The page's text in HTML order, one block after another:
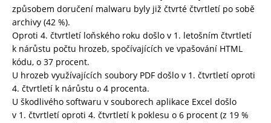
způsobem doručení malwaru byly již čtvrté čtvrtletí po sobě
archivy (42 %).
Oproti 4. čtvrtletí loňského roku došlo v 1. letošním čtvrtletí
k nárůstu počtu hrozeb, spočívajících ve vpašování HTML
kódu, o 37 procent.
U hrozeb využívajících soubory PDF došlo v 1. čtvrtletí oproti
4. čtvrtletí k nárůstu o 4 procenta.
U škodlivého softwaru v souborech aplikace Excel došlo
v 1. čtvrtletí oproti 4. čtvrtletí k poklesu o 6 procent (z 19 %